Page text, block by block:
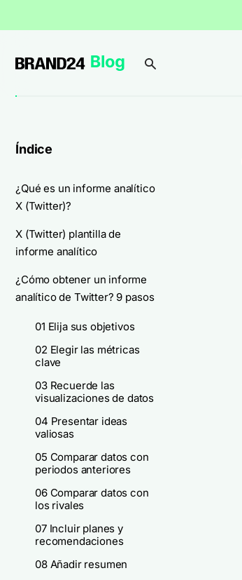
Índice
¿Qué es un informe analítico
X (Twitter)?
X (Twitter) plantilla de
informe analítico
¿Cómo obtener un informe
analítico de Twitter? 9 pasos
01 Elija sus objetivos
02 Elegir las métricas
clave
03 Recuerde las
visualizaciones de datos
04 Presentar ideas
valiosas
05 Comparar datos con
periodos anteriores
06 Comparar datos con
los rivales
07 Incluir planes y
recomendaciones
08 Añadir resumen